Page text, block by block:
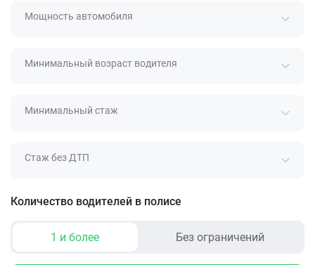
Мощность автомобиля
Минимальный возраст водителя
Минимальный стаж
Стаж без ДТП
Количество водителей в полисе
1 и более Без ограничений